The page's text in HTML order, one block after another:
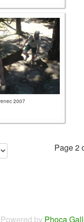
2007
Page 2
Powered by Phoca